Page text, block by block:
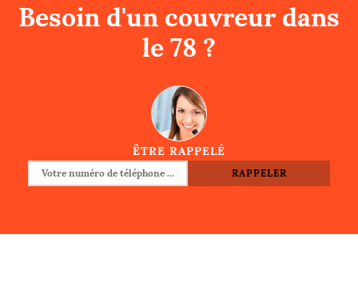
Besoin d'un couvreur dans
le 78 ?
ÊTRE RAPPELÉ